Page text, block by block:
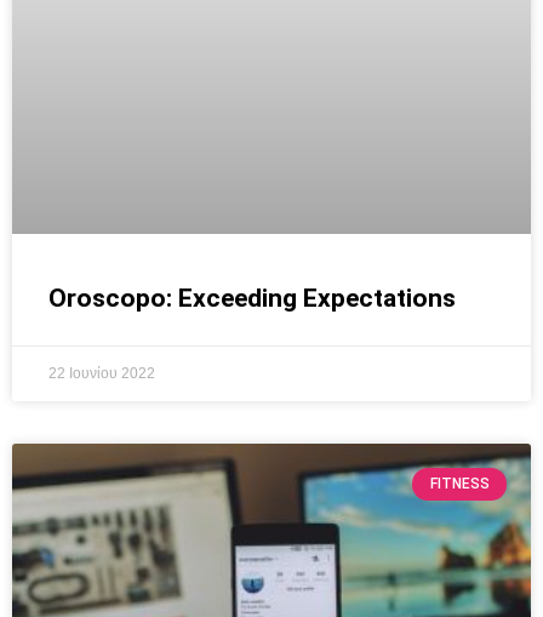
Oroscopo: Exceeding Expectations
22 Ιουνίου 2022
FITNESS